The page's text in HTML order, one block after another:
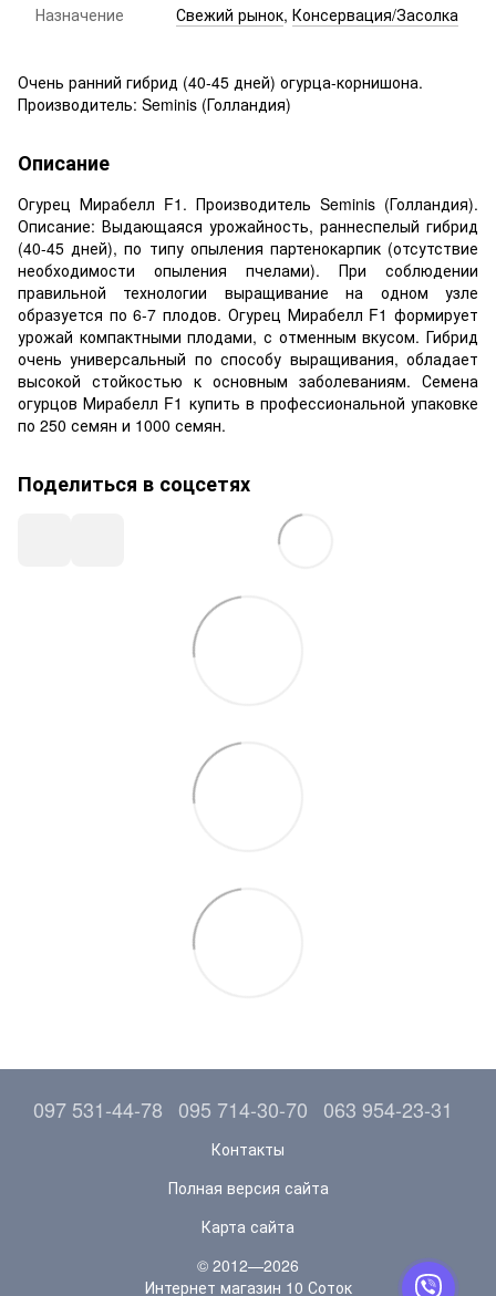
Назначение
Свежий рынок, Консервация/Засолка
Очень ранний гибрид (40-45 дней) огурца-корнишона.
Производитель: Seminis (Голландия)
Описание
Огурец Мирабелл F1. Производитель Seminis (Голландия).
Описание: Выдающаяся урожайность, раннеспелый гибрид
(40-45 дней), по типу опыления партенокарпик (отсутствие
необходимости опыления пчелами). При соблюдении
правильной технологии выращивание на одном узле
образуется по 6-7 плодов. Огурец Мирабелл F1 формирует
урожай компактными плодами, с отменным вкусом. Гибрид
очень универсальный по способу выращивания, обладает
высокой стойкостью к основным заболеваниям. Семена
огурцов Мирабелл F1 купить в профессиональной упаковке
по 250 семян и 1000 семян.
Поделиться в соцсетях
097 531-44-78 095 714-30-70 063 954-23-31
Контакты
Полная версия сайта
Карта сайта
© 2012—2026
Интернет магазин 10 Соток